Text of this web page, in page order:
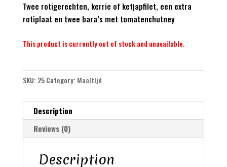
Twee rotigerechten, kerrie of ketjapfilet, een extra
rotiplaat en twee bara’s met tomatenchutney
This product is currently out of stock and unavailable.
SKU: 25 Category: Maaltijd
Description
Reviews (0)
Description